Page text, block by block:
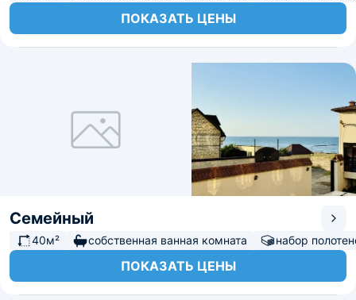
ПОКАЗАТЬ ЦЕНЫ
Семейный
40м² собственная ванная комната набор
ПОКАЗАТЬ ЦЕНЫ